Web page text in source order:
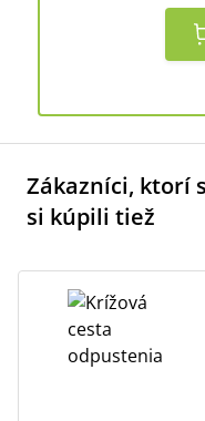
Zákazníci, ktorí
si kúpili tiež